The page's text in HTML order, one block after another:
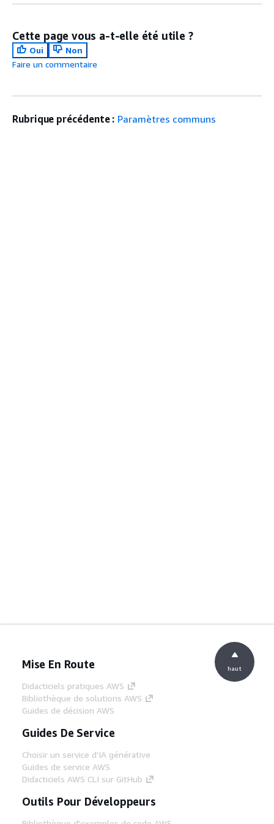
Cette page vous a-t-elle été utile ?
Oui
Non
Faire un commentaire
Rubrique précédente : Paramètres communs
Mise En Route
Didacticiels pratiques AWS
Bibliothèque de solutions AWS
Guides de décision AWS
Guides De Service
Choisir un service d'IA générative
Guides de service AWS
Didacticiels AWS CLI sur GitHub
Outils Pour Développeurs
haut